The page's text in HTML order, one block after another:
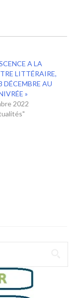
A LA
LITTÉRAIRE,
DÉCEMBRE AU
»
2022